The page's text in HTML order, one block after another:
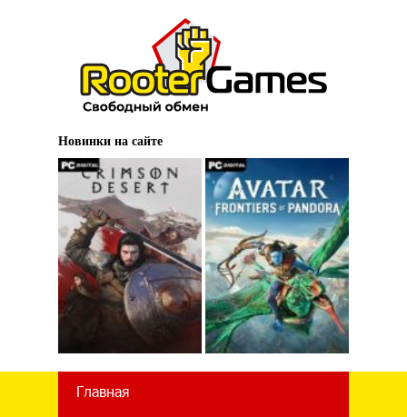
Новинки на сайте
Главная